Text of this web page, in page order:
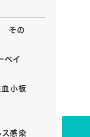
その
ベイ
小板
感染